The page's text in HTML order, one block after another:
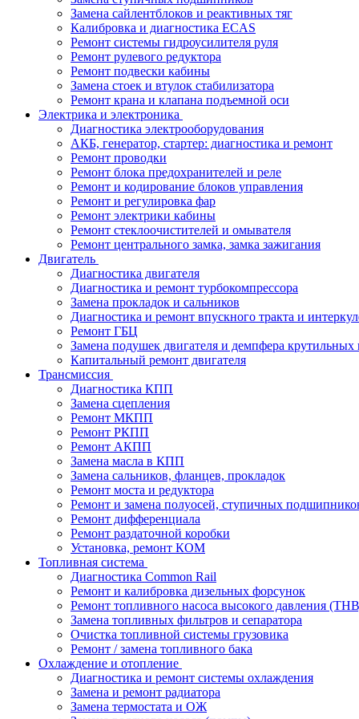
Замена сайлентблоков и реактивных тяг
Калибровка и диагностика ECAS
Ремонт системы гидроусилителя руля
Ремонт рулевого редуктора
Ремонт подвески кабины
Замена стоек и втулок стабилизатора
Ремонт крана и клапана подъемной оси
Электрика и электроника
Диагностика электрооборудования
АКБ, генератор, стартер: диагностика и ремонт
Ремонт проводки
Ремонт блока предохранителей и реле
Ремонт и кодирование блоков управления
Ремонт и регулировка фар
Ремонт электрики кабины
Ремонт стеклоочистителей и омывателя
Ремонт центрального замка, замка зажигания
Двигатель
Диагностика двигателя
Диагностика и ремонт турбокомпрессора
Замена прокладок и сальников
Диагностика и ремонт впускного тракта и
Ремонт ГБЦ
Замена подушек двигателя и демпфера крутильных
Капитальный ремонт двигателя
Трансмиссия
Диагностика КПП
Замена сцепления
Ремонт МКПП
Ремонт РКПП
Ремонт АКПП
Замена масла в КПП
Замена сальников, фланцев, прокладок
Ремонт моста и редуктора
Ремонт и замена полуосей, ступичных
Ремонт дифференциала
Ремонт раздаточной коробки
Установка, ремонт КОМ
Топливная система
Диагностика Common Rail
Ремонт и калибровка дизельных форсунок
Ремонт топливного насоса высокого давления
Замена топливных фильтров и сепаратора
Очистка топливной системы грузовика
Ремонт / замена топливного бака
Охлаждение и отопление
Диагностика и ремонт системы охлаждения
Замена и ремонт радиатора
Замена термостата и ОЖ